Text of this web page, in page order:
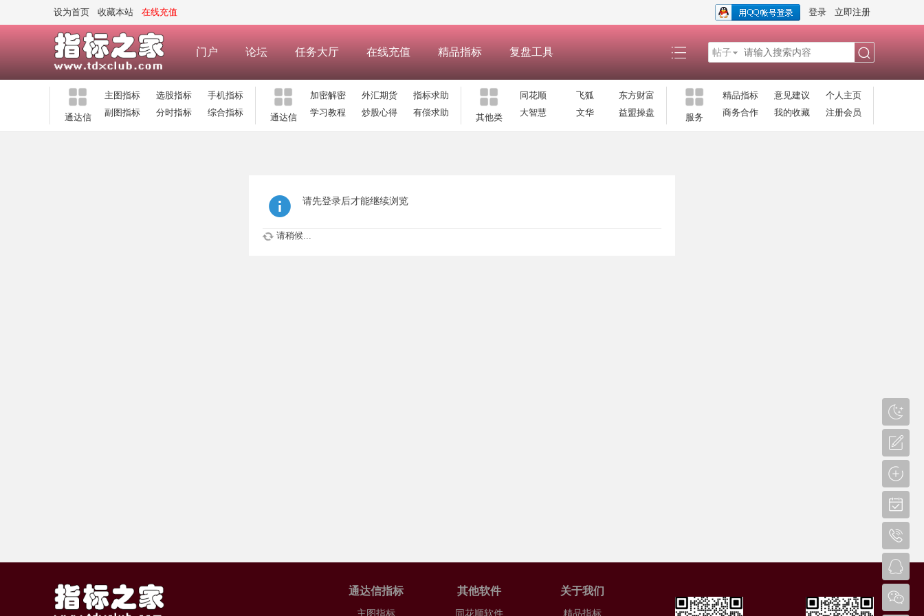
设为首页 收藏本站 在线充值 登录 立即注册
门户 论坛 任务大厅 在线充值 精品指标 复盘工具 帖子
通达信
主图指标 选股指标
手机指标
副图指标
分时指标 综合指标 通达信
加密解密 外汇期货
指标求助
学习教程
炒股心得 有偿求助 其他类
同花顺 飞狐
东方财富
大智慧
文华 益盟操盘 服务
精品指标 意见建议
个人主页
商务合作
我的收藏 注册会员
请先登录后才能继续浏览
请稍候...
通达信指标
主图指标
其他软件
同花顺软件
关于我们
精品指标